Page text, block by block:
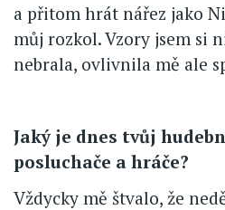
a přitom hrát nářez jako
můj rozkol. Vzory jsem si
nebrala, ovlivnila mě ale
Jaký je dnes tvůj
posluchače a hráče?
Vždycky mě štvalo, že